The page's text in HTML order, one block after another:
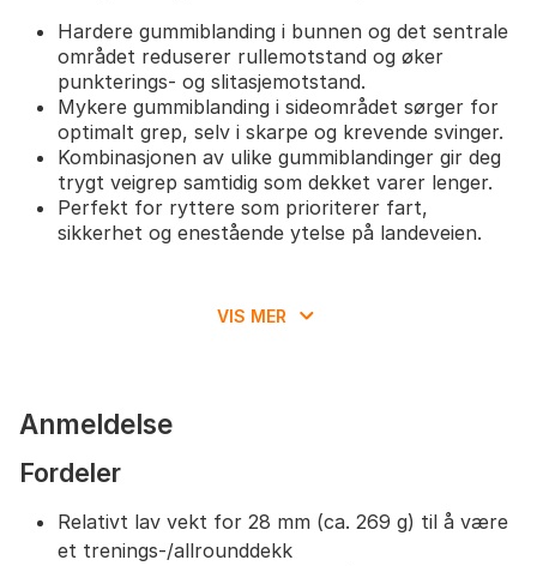
Hardere gummiblanding i bunnen og det sentrale
området reduserer rullemotstand og øker
punkterings- og slitasjemotstand.
Mykere gummiblanding i sideområdet sørger for
optimalt grep, selv i skarpe og krevende svinger.
Kombinasjonen av ulike gummiblandinger gir deg
trygt veigrep samtidig som dekket varer lenger.
Perfekt for ryttere som prioriterer fart,
sikkerhet og enestående ytelse på landeveien.
VIS MER
Anmeldelse
Fordeler
Relativt lav vekt for 28 mm (ca. 269 g) til å være
et trenings-/allrounddekk